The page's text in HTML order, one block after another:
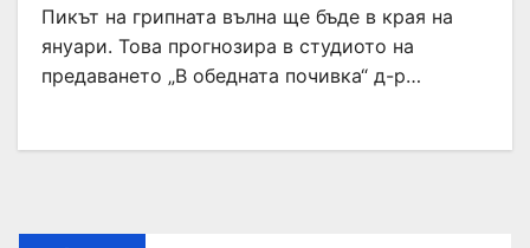
Пикът на грипната вълна ще бъде в края на
януари. Това прогнозира в студиото на
предаването „В обедната почивка“ д-р…